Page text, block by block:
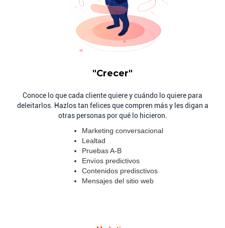
"Crecer"
Conoce lo que cada cliente quiere y cuándo lo quiere para
deleitarlos. Hazlos tan felices que compren más y les digan a
otras personas por qué lo hicieron.
Marketing conversacional
Lealtad
Pruebas A-B
Envíos predictivos
Contenidos predisctivos
Mensajes del sitio web